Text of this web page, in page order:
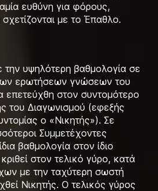
ευθύνη για φόρους,
με το Έπαθλο.
υψηλότερη βαθμολογία σε
ερωτήσεων γνώσεων του
επετεύχθη στον συντομότερο
του Διαγωνισμού (εφεξής
ο «Νικητής»). Σε
Συμμετέχοντες
βαθμολογία στον ίδιο
στον τελικό γύρο, κατά
με την ταχύτερη σωστή
Νικητής. Ο τελικός γύρος